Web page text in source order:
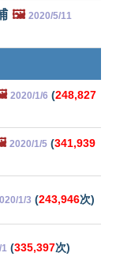
🖼️ 2020/5/11
2020/1/6 (248,827
2020/1/5 (341,939
1/3 (243,946次)
(335,397次)